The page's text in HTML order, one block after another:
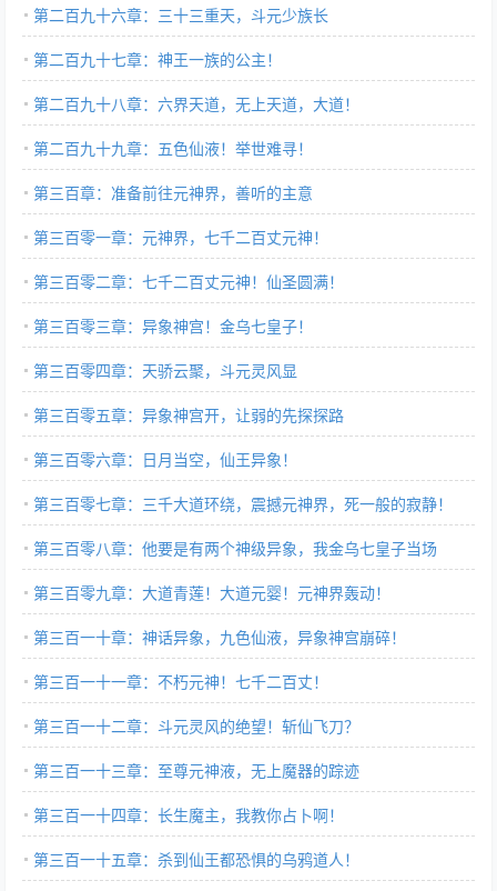
第二百九十六章：三十三重天，斗元少族长
第二百九十七章：神王一族的公主！
第二百九十八章：六界天道，无上天道，大道！
第二百九十九章：五色仙液！举世难寻！
第三百章：准备前往元神界，善听的主意
第三百零一章：元神界，七千二百丈元神！
第三百零二章：七千二百丈元神！仙圣圆满！
第三百零三章：异象神宫！金乌七皇子！
第三百零四章：天骄云聚，斗元灵风显
第三百零五章：异象神宫开，让弱的先探探路
第三百零六章：日月当空，仙王异象！
第三百零七章：三千大道环绕，震撼元神界，死一般的寂静！
第三百零八章：他要是有两个神级异象，我金乌七皇子当场
第三百零九章：大道青莲！大道元婴！元神界轰动！
第三百一十章：神话异象，九色仙液，异象神宫崩碎！
第三百一十一章：不朽元神！七千二百丈！
第三百一十二章：斗元灵风的绝望！斩仙飞刀？
第三百一十三章：至尊元神液，无上魔器的踪迹
第三百一十四章：长生魔主，我教你占卜啊！
第三百一十五章：杀到仙王都恐惧的乌鸦道人！